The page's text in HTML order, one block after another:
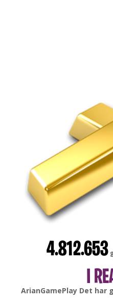
4.812.653
I
gonsabellaDet har